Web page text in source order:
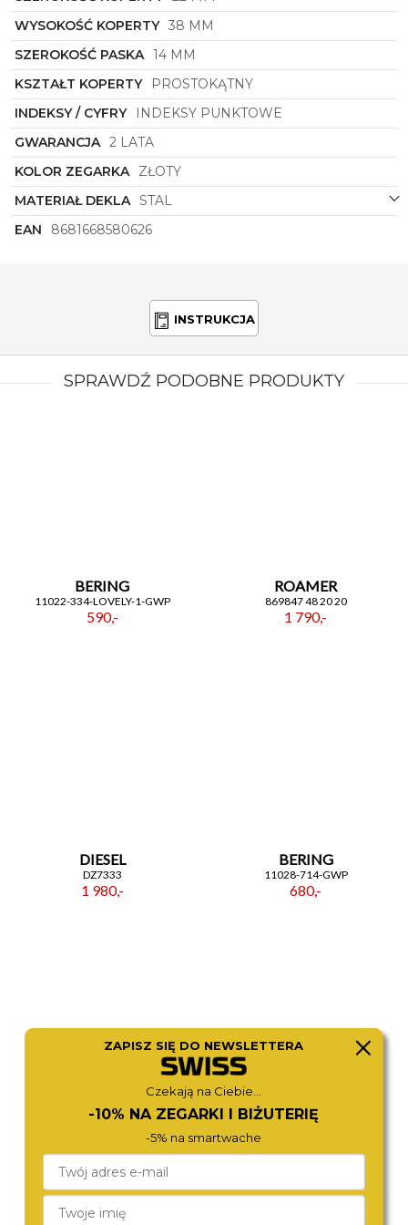
ZegarekLee Cooper LC08076.120to nie tylko
praktyczne narzędzie do mierzenia czasu, ale
również wyjątkowy element garderoby, który
podkreśli indywidualny styl noszącej go kobiety. To
połączenie luksusu, nowoczesności i elegancji, które
sprawi, że każda kobieta poczuje się wyjątkowo
nosząc ten zegarek na swoim nadgarstku.
WYSOKOŚĆ KOPERTY 38 MM
SZEROKOŚĆ PASKA 14 MM
KSZTAŁT KOPERTY
PROSTOKĄTNY
INDEKSY / CYFRY
INDEKSY PUNKTOWE
GWARANCJA 2 LATA
KOLOR ZEGARKA ZŁOTY
MATERIAŁ DEKLA STAL
EAN
8681668580626
INSTRUKCJA
SPRAWDŹ PODOBNE PRODUKTY
BERING
11022-334-LOVELY-1-GWP
590,-
ROAMER
869847 48 20 20
1 790,-
DIESEL
DZ7333
1 980,-
BERING
11028-714-GWP
680,-
MICHAEL KORS
980,-
MICHAEL KORS
ZAPISZ SIĘ DO NEWSLETTERA
Czekają na Ciebie...
-10% NA ZEGARKI I BIŻUTERIĘ
-5% na smartwache